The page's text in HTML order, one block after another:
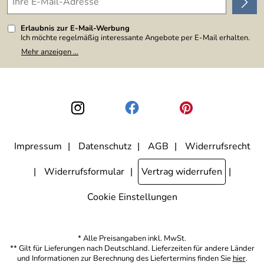
Erlaubnis zur E-Mail-Werbung
Ich möchte regelmäßig interessante Angebote per E-Mail erhalten.
Meine E-Mail-Adresse wird nicht an andere Unternehmen
weitergegeben. Zu statistischen Zwecken wird in anonymer Form
den Link "Abmelden" am Ende des Newsletters anklicke. Die
Datenschutzerklärung
habe ich zur Kenntnis genommen.
Mehr anzeigen ...
Impressum Datenschutz AGB
Widerrufsrecht
Widerrufsformular
Vertrag widerrufen
Cookie Einstellungen
* Alle Preisangaben inkl. MwSt.
** Gilt für Lieferungen nach Deutschland. Lieferzeiten für andere Länder
und Informationen zur Berechnung des Liefertermins finden Sie hier.